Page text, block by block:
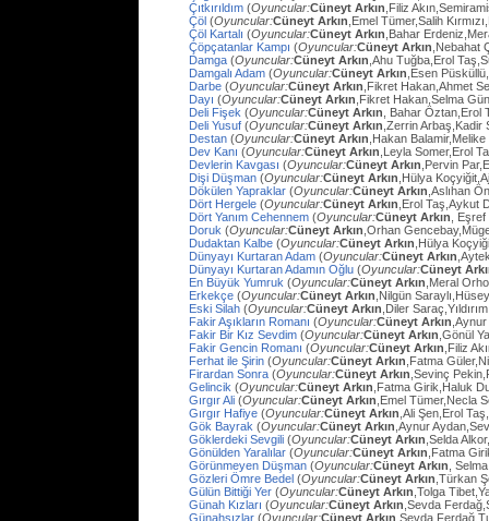
Çıtkırıldım (Oyuncular:Cüneyt Arkın ,Filiz
Çöl (Oyuncular:Cüneyt Arkın ,Emel Tümer,Salih
Çöl Kartalı (Oyuncular:Cüneyt Arkın ,Bahar
Çöpçatanlar Kampı (Oyuncular:Cüneyt Arkın ,Nebahat
Damga (Oyuncular:Cüneyt Arkın ,Ahu Tuğba,Erol
Damgalı Adam (Oyuncular:Cüneyt Arkın ,Esen
Darbe (Oyuncular:Cüneyt Arkın ,Fikret Hakan,Ahmet
Dayı (Oyuncular:Cüneyt Arkın ,Fikret Hakan,Selma
Deli Fişek (Oyuncular:Cüneyt Arkın , Bahar Öztan,Erol
Deli Yusuf (Oyuncular:Cüneyt Arkın ,Zerrin Arbaş,Kadir
Destan (Oyuncular:Cüneyt Arkın ,Hakan
Dev Kanı (Oyuncular:Cüneyt Arkın ,Leyla Somer,Erol
Devlerin Kavgası (Oyuncular:Cüneyt Arkın ,Pervin
Dişi Düşman (Oyuncular:Cüneyt Arkın ,Hülya
Dökülen Yapraklar (Oyuncular:Cüneyt Arkın ,Aslıhan
Dört Hergele (Oyuncular:Cüneyt Arkın ,Erol Taş,Aykut
Dört Yanım Cehennem (Oyuncular:Cüneyt Arkın ,
Doruk (Oyuncular:Cüneyt Arkın ,Orhan
Dudaktan Kalbe (Oyuncular:Cüneyt Arkın ,Hülya
Dünyayı Kurtaran Adam (Oyuncular:Cüneyt Arkın
Dünyayı Kurtaran Adamın Oğlu (Oyuncular:Cüneyt
En Büyük Yumruk (Oyuncular:Cüneyt Arkın ,Meral
Erkekçe (Oyuncular:Cüneyt Arkın ,Nilgün
Eski Silah (Oyuncular:Cüneyt Arkın ,Diler
Fakir Aşıkların Romanı (Oyuncular:Cüneyt Arkın
Fakir Bir Kız Sevdim (Oyuncular:Cüneyt Arkın ,Gönül
Fakir Gencin Romanı (Oyuncular:Cüneyt Arkın ,Filiz
Ferhat ile Şirin (Oyuncular:Cüneyt Arkın ,Fatma
Firardan Sonra (Oyuncular:Cüneyt Arkın ,Sevinç
Gelincik (Oyuncular:Cüneyt Arkın ,Fatma Girik,Haluk
Gırgır Ali (Oyuncular:Cüneyt Arkın ,Emel Tümer,Necla
Gırgır Hafiye (Oyuncular:Cüneyt Arkın ,Ali Şen,Erol
Gök Bayrak (Oyuncular:Cüneyt Arkın ,Aynur
Göklerdeki Sevgili (Oyuncular:Cüneyt Arkın ,Selda
Gönülden Yaralılar (Oyuncular:Cüneyt Arkın ,Fatma
Görünmeyen Düşman (Oyuncular:Cüneyt Arkın ,
Gözleri Ömre Bedel (Oyuncular:Cüneyt Arkın ,Türkan
Gülün Bittiği Yer (Oyuncular:Cüneyt Arkın ,Tolga
Günah Kızları (Oyuncular:Cüneyt Arkın ,Sevda
Günahsızlar (Oyuncular:Cüneyt Arkın ,Sevda